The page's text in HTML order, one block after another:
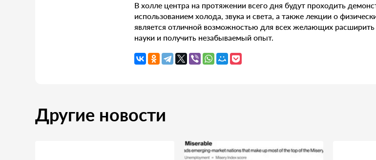
В холле центра на протяжении всего дня будут проходить
использованием холода, звука и света, а также лекции о
является отличной возможностью для всех желающих расширить
науки и получить незабываемый опыт.
Другие новости